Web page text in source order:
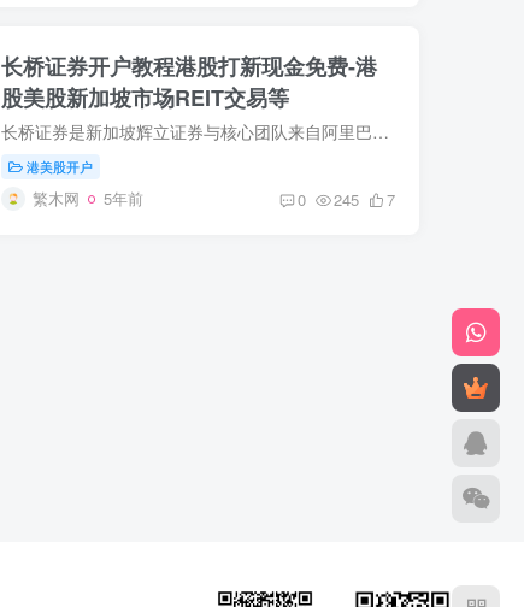
长桥证券开户教程港股打新现金免费-港
股美股新加坡市场REIT交易等
长桥证券是新加坡辉立证券与核心团队来自阿里巴巴的合作伙伴倾力打造的，便捷可信赖的全球化资产平台，旨在为互联网人提供全新的交易体验。 长桥的金融服务与资产托管均由新加坡辉立证券提供。...
港美股开户
繁木网 5年前 0 245 7